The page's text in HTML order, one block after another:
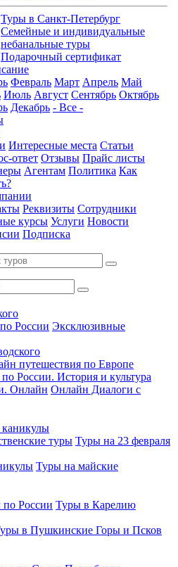
Туры в Санкт-Петербург
Семейные и индивидуальные
небанальные туры
Подарочный сертификат
Февраль Март Апрель Май
Июль Август Сентябрь Октябрь
Декабрь - Все -
Интересные места Статьи
ответ Отзывы Прайс листы
Агентам Политика Как
Реквизиты Сотрудники
курсы Услуги Новости
Подписка
России Эксклюзивные
путешествия по Европе
России. История и культура
Онлайн Онлайн Диалоги с
туры Туры на 23 февраля
Туры на майские
России Туры в Карелию
в Пушкинские Горы и Псков